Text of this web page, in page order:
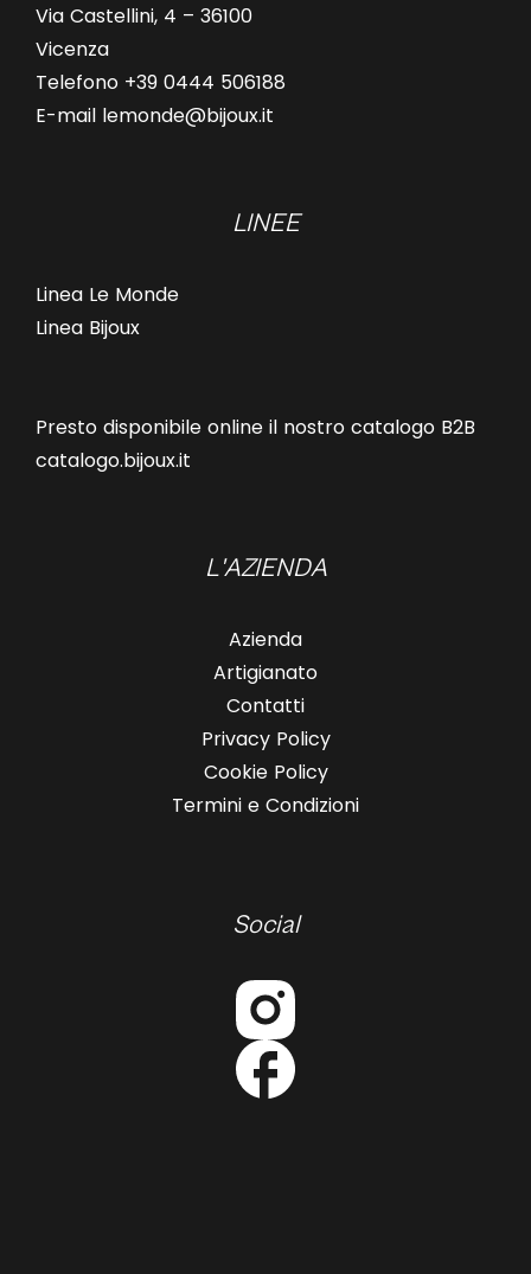
Via Castellini, 4 – 36100
Vicenza
Telefono +39 0444 506188
E-mail lemonde@bijoux.it
LINEE
Linea Le Monde
Linea Bijoux
Presto disponibile online il nostro catalogo B2B
catalogo.bijoux.it
L'AZIENDA
Azienda
Artigianato
Contatti
Privacy Policy
Cookie Policy
Termini e Condizioni
Social